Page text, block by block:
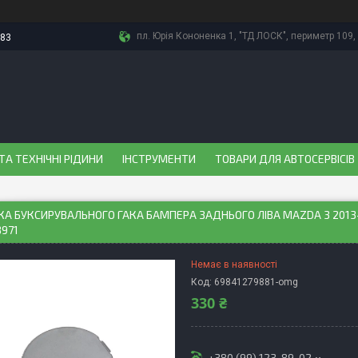
пл. Юрія Кононенка 1, "ТД ЛОСК", периметр 109,
ТЕХНІЧНІ РІДИНИ ІНСТРУМЕНТИ ТОВАРИ ДЛЯ АВТОСЕРВІСІВ
БУКСИРУВАЛЬНОГО ГАКА БАМПЕРА ЗАДНЬОГО ЛІВА MAZDA 3
Немає в наявності
Код: 69841279881-omg
330 ₴